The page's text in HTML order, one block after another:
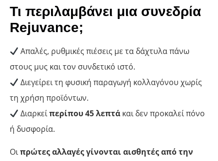
Τι περιλαμβάνει μια συνεδρία
Rejuvance;
Απαλές, ρυθμικές πιέσεις με τα δάχτυλα πάνω
στους μυς και τον συνδετικό ιστό.
Διεγείρει τη φυσική παραγωγή κολλαγόνου χωρίς
τη χρήση προϊόντων.
Διαρκείπερίπου 45 λεπτά και δεν προκαλεί πόνο
ή δυσφορία.
Οιπρώτες αλλαγές γίνονται αισθητές από την